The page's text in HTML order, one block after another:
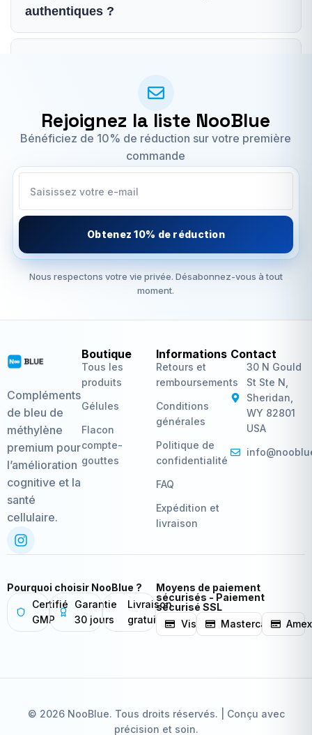
authentiques ?
Rejoignez la liste NooBlue
Bénéficiez de 10% de réduction sur votre première
commande
Obtenez 10% de réduction
Nous respectons votre vie privée. Désabonnez-vous à tout
moment.
Compléments
de bleu de
méthylène
premium pour
l’amélioration
cognitive et la
santé
cellulaire.
Boutique
Tous les
produits
Gélules
Flacon
compte-
gouttes
Informations
Retours et
remboursements
Conditions
générales
Politique de
confidentialité
FAQ
Expédition et
livraison
Contact
30 N Gould
St Ste N,
Sheridan,
WY 82801
USA
Pourquoi choisir NooBlue ?
Certifié
GMP
Garantie
30 jours
Livraison
gratuite
Moyens de paiement
sécurisés - Paiement
sécurisé SSL
Visa
Mastercard Amex
© 2026 NooBlue. Tous droits réservés. | Conçu avec
précision et soin.